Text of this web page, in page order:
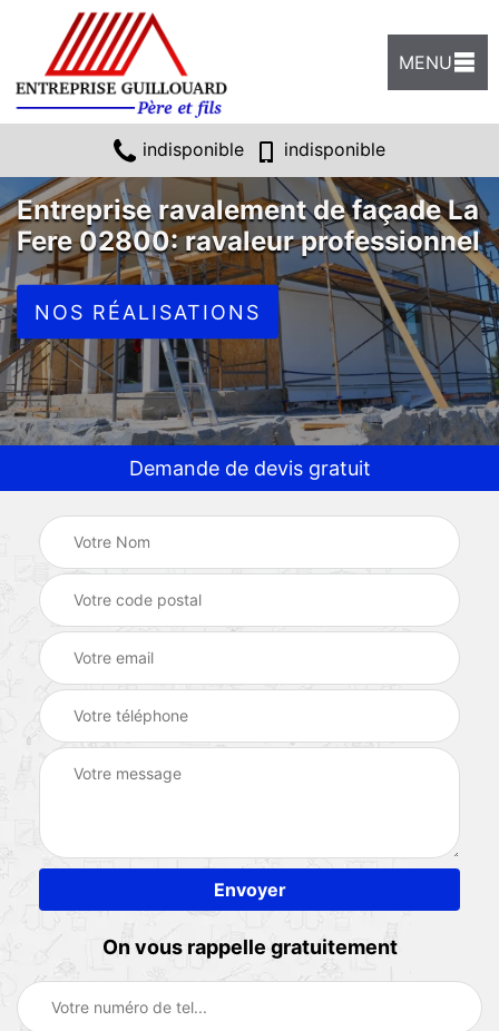
MENU
indisponible indisponible
Entreprise ravalement de façade La
Fere 02800: ravaleur professionnel
NOS RÉALISATIONS
Demande de devis gratuit
On vous rappelle gratuitement